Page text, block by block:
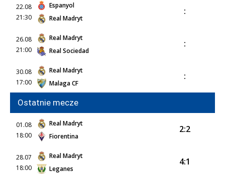
22.08
21:30
Espanyol
Real Madryt
:
26.08
21:00
Real Madryt
Real Sociedad
:
30.08
17:00
Real Madryt
Malaga CF
:
Ostatnie mecze
01.08
18:00
Real Madryt
Fiorentina
2:2
28.07
18:00
Real Madryt
Leganes
4:1